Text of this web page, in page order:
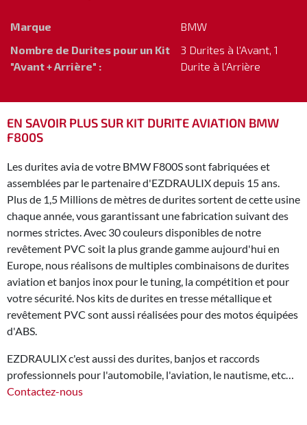
Marque
BMW
Nombre de Durites pour un Kit
"Avant + Arrière" :
3 Durites à l'Avant, 1
Durite à l'Arrière
EN SAVOIR PLUS SUR KIT DURITE AVIATION BMW
F800S
Les durites avia de votre BMW F800S sont fabriquées et
assemblées par le partenaire d'EZDRAULIX depuis 15 ans.
Plus de 1,5 Millions de mètres de durites sortent de cette usine
chaque année, vous garantissant une fabrication suivant des
normes strictes. Avec 30 couleurs disponibles de notre
revêtement PVC soit la plus grande gamme aujourd'hui en
Europe, nous réalisons de multiples combinaisons de durites
aviation et banjos inox pour le tuning, la compétition et pour
votre sécurité. Nos kits de durites en tresse métallique et
revêtement PVC sont aussi réalisées pour des motos équipées
d'ABS.
EZDRAULIX c'est aussi des durites, banjos et raccords
professionnels pour l'automobile, l'aviation, le nautisme, etc…
Contactez-nous